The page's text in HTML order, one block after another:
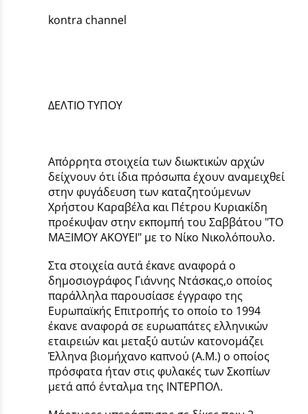
kontra channel
ΔΕΛΤΙΟ ΤΥΠΟΥ
Απόρρητα στοιχεία των διωκτικών αρχών
δείχνουν ότι ίδια πρόσωπα έχουν αναμειχθεί
στην φυγάδευση των καταζητούμενων
Χρήστου Καραβέλα και Πέτρου Κυριακίδη
προέκυψαν στην εκπομπή του Σαββάτου "ΤΟ
ΜΑΞΙΜΟΥ ΑΚΟΥΕΙ" με το Νίκο Νικολόπουλο.
Στα στοιχεία αυτά έκανε αναφορά ο
δημοσιογράφος Γιάννης Ντάσκας,ο οποίος
παράλληλα παρουσίασε έγγραφο της
Ευρωπαϊκής Επιτροπής το οποίο το 1994
έκανε αναφορά σε ευρωαπάτες ελληνικών
εταιρειών και μεταξύ αυτών κατονομάζει
Έλληνα βιομήχανο καπνού (Α.Μ.) ο οποίος
πρόσφατα ήταν στις φυλακές των Σκοπίων
μετά από ένταλμα της ΙΝΤΕΡΠΟΛ.